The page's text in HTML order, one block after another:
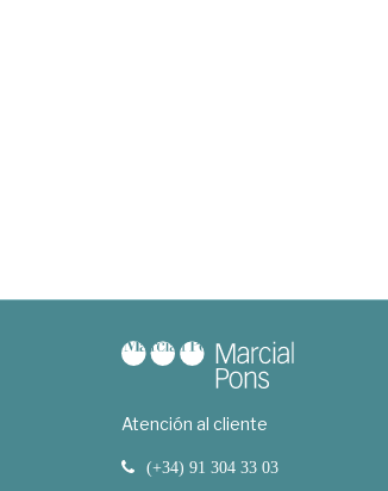
Atención al cliente
(+34) 91 304 33 03